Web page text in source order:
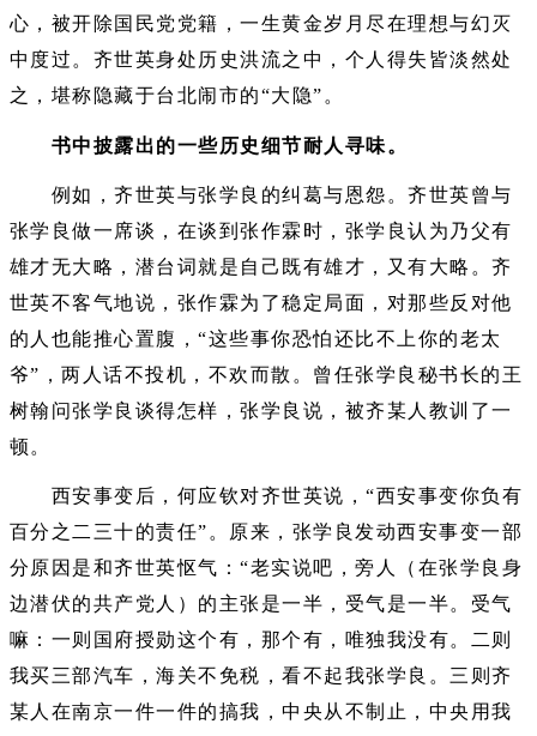
心，被开除国民党党籍，一生黄金岁月尽在理想与幻灭
中度过。齐世英身处历史洪流之中，个人得失皆淡然处
之，堪称隐藏于台北闹市的“大隐”。
书中披露出的一些历史细节耐人寻味。
例如，齐世英与张学良的纠葛与恩怨。齐世英曾与
张学良做一席谈，在谈到张作霖时，张学良认为乃父有
雄才无大略，潜台词就是自己既有雄才，又有大略。齐
世英不客气地说，张作霖为了稳定局面，对那些反对他
的人也能推心置腹，“这些事你恐怕还比不上你的老太
爷”，两人话不投机，不欢而散。曾任张学良秘书长的王
树翰问张学良谈得怎样，张学良说，被齐某人教训了一
顿。
西安事变后，何应钦对齐世英说，“西安事变你负有
百分之二三十的责任”。原来，张学良发动西安事变一部
分原因是和齐世英怄气：“老实说吧，旁人（在张学良身
边潜伏的共产党人）的主张是一半，受气是一半。受气
嘛：一则国府授勋这个有，那个有，唯独我没有。二则
我买三部汽车，海关不免税，看不起我张学良。三则齐
某人在南京一件一件的搞我，中央从不制止，中央用我